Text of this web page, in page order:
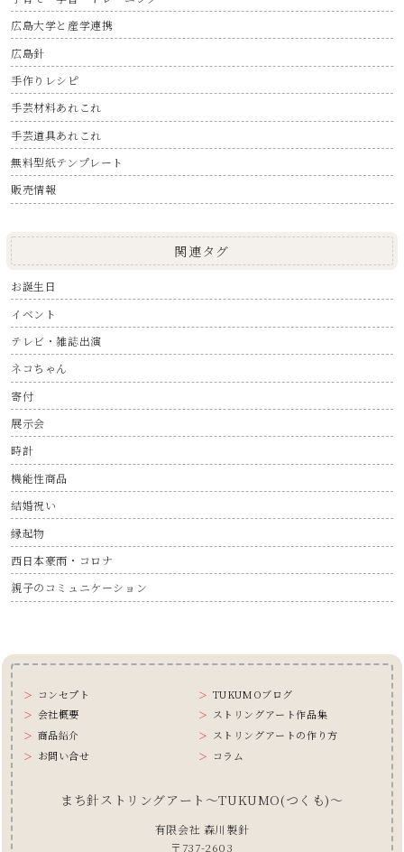
広島大学と産学連携
広島針
手作りレシピ
手芸材料あれこれ
手芸道具あれこれ
無料型紙テンプレート
販売情報
関連タグ
お誕生日
イベント
テレビ・雑誌出演
ネコちゃん
寄付
展示会
時計
機能性商品
結婚祝い
縁起物
西日本豪雨・コロナ
親子のコミュニケーション
まち針ストリングアート〜TUKUMO(つくも)〜
有限会社 森川製針
〒737-2603
コンセプト
TUKUMOブログ
会社概要
ストリングアート作品集
商品紹介
ストリングアートの作り方
お問い合せ
コラム